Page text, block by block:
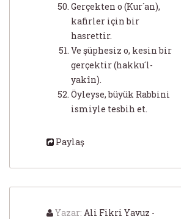
Gerçekten o (Kur´an),
kafirler için bir
hasrettir.
Ve şüphesiz o, kesin bir
gerçektir (hakku´l-
yakîn).
Öyleyse, büyük Rabbini
ismiyle tesbih et.
Paylaş
Yazar: Ali Fikri Yavuz -